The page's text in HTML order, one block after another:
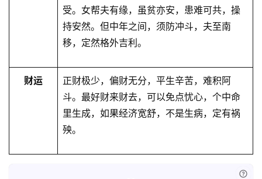
受。女帮夫有缘，虽贫亦安，患难可共，操
持安然。但中年之间，须防冲斗，夫至南
移，定然格外吉利。
财运
正财极少，偏财无分，平生辛苦，难积阿
斗。最好财来财去，可以免点忧心，个中命
里生成，如果经济宽舒，不是生病，定有祸
殃。